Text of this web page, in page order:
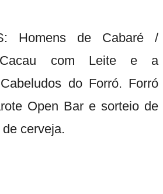
Homens de Cabaré /
com Leite e a
do Forró. Forró
Open Bar e sorteio de
cerveja.